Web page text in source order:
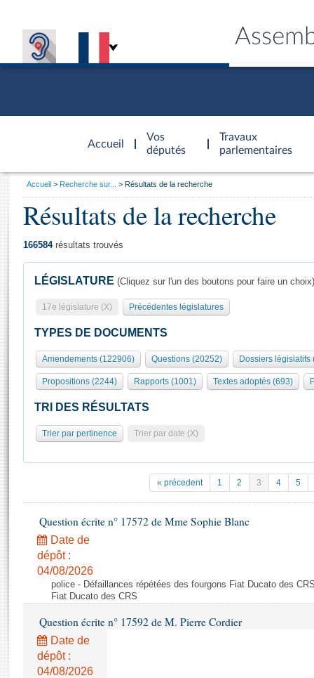
Accueil
d'accueil
Vos
députés
Travaux
parlementaires
Présidence
577 députés
Groupes politiques
Séance publique
Commissions et autres organes
Europe et International
Pétitions
Projets de loi
Propositions de loi
Amendements
Textes adoptés
Rapports législatifs
Rapports sur l'application des lois
Général
Rôle et pouvoirs de l'Assemblée
Organisation de l'Assemblée
Présidence Conférence des Présidents Bureau Collège des
Statistiques et chiffres clés
Documents de référence
( Constitution | Règlement de l'Assemblée ... )
Histoire
Juniors
Anciennes législatures
Visiter l'Assemblée
Visite virtuelle du palais Bourbon
Assister à une séance
Contacts et plan d'accès
Photos libres de droit
Vous
Accueil Recherche sur... Résultats de la recherche
Résultats de la recherche
166584résultats trouvés
LÉGISLATURE (Cliquez sur l'un des boutons pour faire un choix)
17e législature (X) Précédentes législatures
TYPES DE DOCUMENTS
Amendements (122906) Questions (20252) Dossiers législatifs
Propositions (2244) Rapports (1001) Textes adoptés (693)
TRI DES RÉSULTATS
Trier par pertinence Trier par date (X)
« précedent 1 2 3 4 5
Question écrite n° 17572 de Mme Sophie Blanc
Date de
dépôt :
04/08/2026
police - Défaillances répétées des fourgons Fiat Ducato des
Fiat Ducato des CRS
Question écrite n° 17592 de M. Pierre Cordier
Date de
dépôt :
04/08/2026